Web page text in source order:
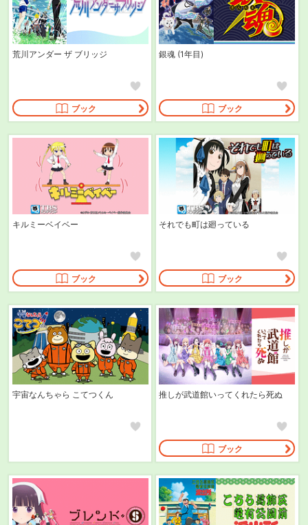
荒川アンダー ザ ブリッジ
ブック
銀魂 (1年目)
ブック
キルミーベイベー
ブック
それでも町は廻っている
ブック
宇宙なんちゃら こてつくん 推しが武道館いってくれたら死ぬ
ブック